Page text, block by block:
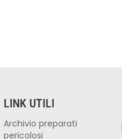
LINK UTILI
Archivio preparati
pericolosi